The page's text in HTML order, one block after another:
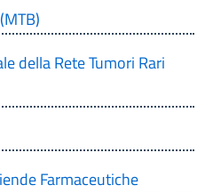
della Rete Tumori Rari
Farmaceutiche